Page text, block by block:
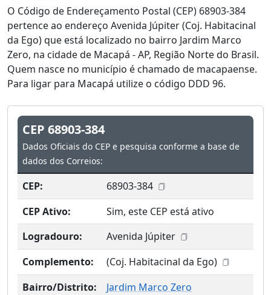
O Código de Endereçamento Postal (CEP) 68903-384
pertence ao endereço Avenida Júpiter (Coj. Habitacinal
da Ego) que está localizado no bairro Jardim Marco
Zero, na cidade de Macapá - AP, Região Norte do Brasil.
Quem nasce no município é chamado de macapaense.
Para ligar para Macapá utilize o código DDD 96.
CEP 68903-384
Dados Oficiais do CEP e pesquisa conforme a base de
dados dos Correios:
CEP:
68903-384
CEP Ativo:
Sim, este CEP está ativo
Logradouro:
Avenida Júpiter
Complemento:
(Coj. Habitacinal da Ego)
Bairro/Distrito:
Jardim Marco Zero